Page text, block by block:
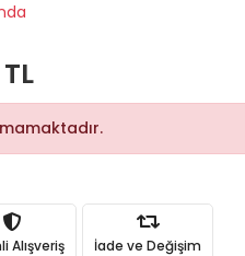
Alışveriş İade ve Değişim